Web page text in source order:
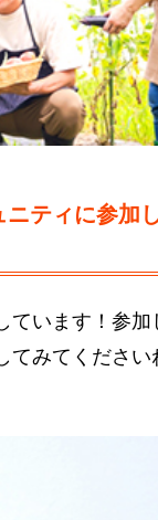
ニティに参加
ています！参加
てみてください